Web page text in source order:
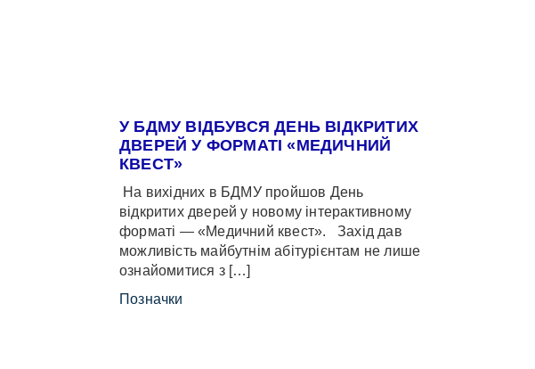
У БДМУ ВІДБУВСЯ ДЕНЬ ВІДКРИТИХ
ДВЕРЕЙ У ФОРМАТІ «МЕДИЧНИЙ
КВЕСТ»
На вихідних в БДМУ пройшов День
відкритих дверей у новому інтерактивному
форматі — «Медичний квест». Захід дав
можливість майбутнім абітурієнтам не лише
ознайомитися з […]
Позначки